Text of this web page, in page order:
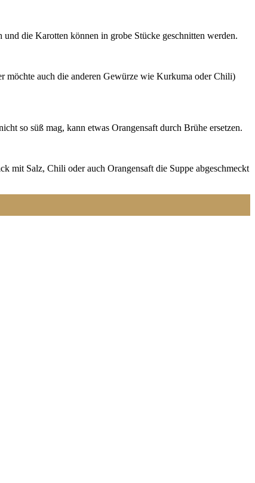
die Karotten können in grobe Stücke geschnitten werden.
auch die anderen Gewürze wie Kurkuma oder Chili)
so süß mag, kann etwas Orangensaft durch Brühe ersetzen.
mit Salz, Chili oder auch Orangensaft die Suppe abgeschmeckt